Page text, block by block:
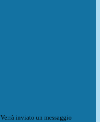
Verrà inviato un messaggio